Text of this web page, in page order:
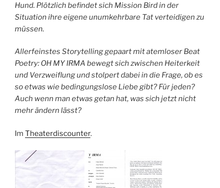
Hund. Plötzlich befindet sich Mission Bird in der
Situation ihre eigene unumkehrbare Tat verteidigen zu
müssen.
Allerfeinstes Storytelling gepaart mit atemloser Beat
Poetry: OH MY IRMA bewegt sich zwischen Heiterkeit
und Verzweiflung und stolpert dabei in die Frage, ob es
so etwas wie bedingungslose Liebe gibt? Für jeden?
Auch wenn man etwas getan hat, was sich jetzt nicht
mehr ändern lässt?
Im Theaterdiscounter.